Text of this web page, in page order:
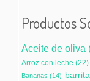
Productos
Aceite de oliva
Arroz con leche (22)
Bananas (14)